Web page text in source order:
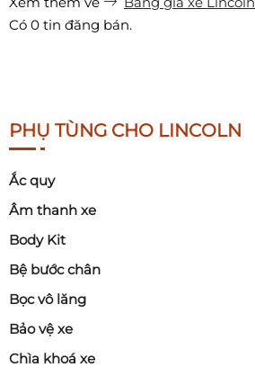
Có 0 tin đăng bán.
PHỤ TÙNG CHO LINCOLN
Ắc quy
Âm thanh xe
Body Kit
Bệ bước chân
Bọc vô lăng
Bảo vệ xe
Chìa khoá xe